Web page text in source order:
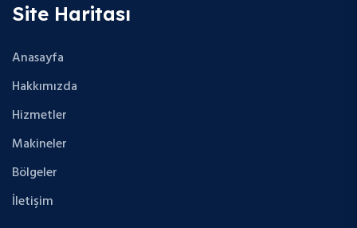
Site Haritası
Anasayfa
Hakkımızda
Hizmetler
Makineler
Bölgeler
İletişim